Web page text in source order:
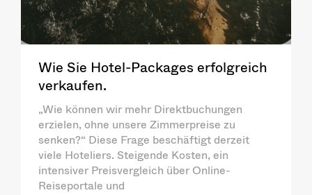
Wie Sie Hotel-Packages erfolgreich
verkaufen.
„Wie können wir mehr Direktbuchungen
erzielen, ohne unsere Zimmerpreise zu
senken?“ Diese Frage beschäftigt derzeit
viele Hoteliers. Steigende Kosten, ein
intensiver Preisvergleich über Online-
Reiseportale und